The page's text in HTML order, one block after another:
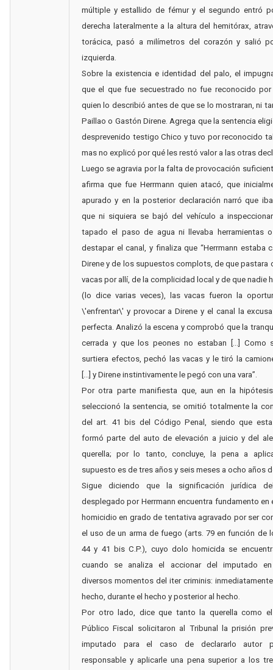
múltiple y estallido de fémur y el segundo entró
derecha lateralmente a la altura del hemitórax,
torácica, pasó a milímetros del corazón y salió
izquierda.
Sobre la existencia e identidad del palo, el
que el que fue secuestrado no fue reconocido
quien lo describió antes de que se lo mostraran, ni
Paillao o Gastón Direne. Agrega que la sentencia
desprevenido testigo Chico y tuvo por reconocido
mas no explicó por qué les restó valor a las otras
Luego se agravia por la falta de provocación
afirma que fue Herrmann quien atacó, que
apurado y en la posterior declaración narró que
que ni siquiera se bajó del vehículo a
tapado el paso de agua ni llevaba herramientas
destapar el canal, y finaliza que “Herrmann estaba
Direne y de los supuestos complots, de que pastara
vacas por allí, de la complicidad local y de que nadie
(lo dice varias veces), las vacas fueron la
\'enfrentar\' y provocar a Direne y el canal la
perfecta. Analizó la escena y comprobó que la
cerrada y que los peones no estaban [...] Como
surtiera efectos, pechó las vacas y le tiró la
[...] y Direne instintivamente le pegó con una vara”.
Por otra parte manifiesta que, aun en la
seleccionó la sentencia, se omitió totalmente la
del art. 41 bis del Código Penal, siendo que esta
formó parte del auto de elevación a juicio y del
querella; por lo tanto, concluye, la pena a
supuesto es de tres años y seis meses a ocho años
Sigue diciendo que la significación jurídica
desplegado por Herrmann encuentra fundamento en
homicidio en grado de tentativa agravado por ser
el uso de un arma de fuego (arts. 79 en función de
44 y 41 bis C.P.), cuyo dolo homicida se
cuando se analiza el accionar del imputado
diversos momentos del iter criminis:
hecho, durante el hecho y posterior al hecho.
Por otro lado, dice que tanto la querella como
Público Fiscal solicitaron al Tribunal la prisión
imputado para el caso de declararlo autor
responsable y aplicarle una pena superior a los